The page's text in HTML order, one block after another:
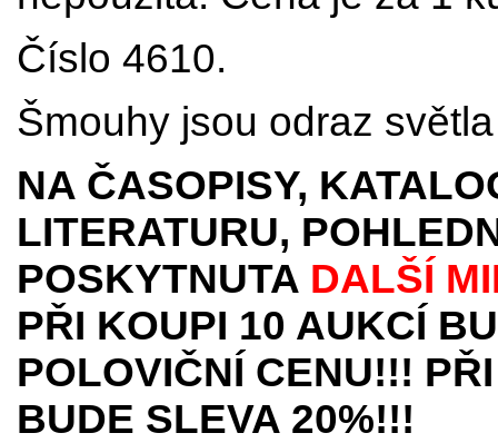
Číslo 4610.
Šmouhy jsou odraz
NA ČASOPISY,
LITERATURU,
POSKYTNUTA DALŠÍ
PŘI KOUPI 10 AUKCÍ
POLOVIČNÍ CENU!!!
BUDE SLEVA 20%!!!